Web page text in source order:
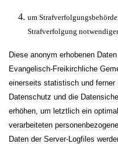
um
Strafverfolgung
Diese anonym erhobenen
Evangelisch-Freikirchliche
einerseits statistisch und
Datenschutz und die
erhöhen, um letztlich ein
verarbeiteten
Daten der Server-Logfiles